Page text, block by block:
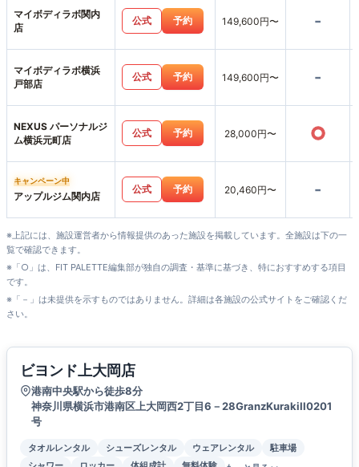
マイボディラボ関内
店
公式 予約 149,600円〜 -
マイボディラボ横浜
戸部店
公式 予約 149,600円〜 -
NEXUS パーソナルジ
ム横浜元町店
公式 予約 28,000円〜 ○
キャンペーン中
アップルジム関内店
公式 予約 20,460円〜 -
※上記には、施設運営者から情報提供のあった施設を掲載しています。全施設は下の一
覧で確認できます。
※「○」は、FIT PALETTE編集部が独自の調査・基準に基づき、特におすすめする項目
です。
※「－」は未提供を示すものではありません。詳細は各施設の公式サイトをご確認くだ
さい。
ビヨンド上大岡店
港南中央駅から徒歩8分
神奈川県横浜市港南区上大岡西2丁目6－28GranzKurakiII0201
号
タオルレンタル シューズレンタル ウェアレンタル
駐車場